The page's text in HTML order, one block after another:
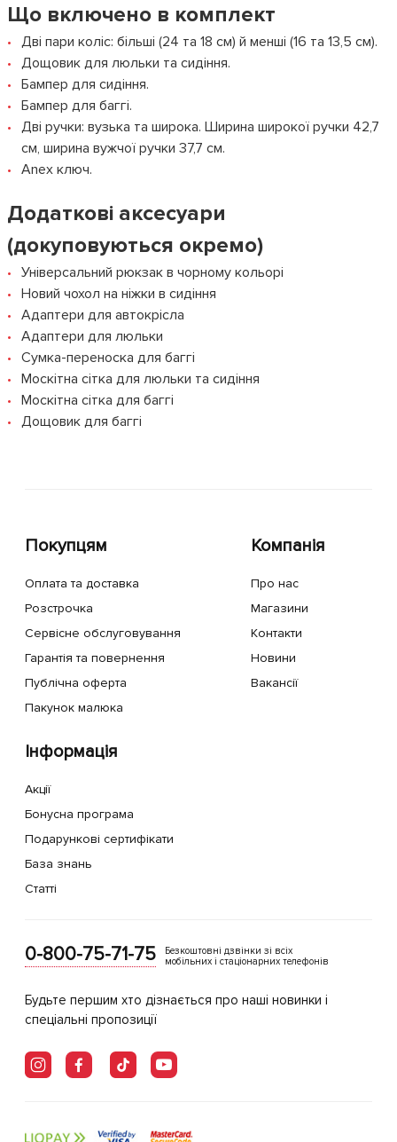
Що включено в комплект
Дві пари коліс: більші (24 та 18 см) й менші (16 та 13,5 см).
Дощовик для люльки та сидіння.
Бампер для сидіння.
Бампер для баггі.
Дві ручки: вузька та широка. Ширина широкої ручки 42,7
см, ширина вужчої ручки 37,7 см.
Anex ключ.
Додаткові аксесуари
(докуповуються окремо)
Універсальний рюкзак в чорному кольорі
Новий чохол на ніжки в сидіння
Адаптери для автокрісла
Адаптери для люльки
Сумка-переноска для баггі
Москітна сітка для люльки та сидіння
Москітна сітка для баггі
Дощовик для баггі
Покупцям
Оплата та доставка
Розстрочка
Сервісне обслуговування
Гарантія та повернення
Публічна оферта
Пакунок малюка
Компанія
Про нас
Магазини
Контакти
Новини
Вакансії
Інформація
Акції
Бонусна програма
Подарункові сертифікати
База знань
Статті
0-800-75-71-75
Безкоштовні дзвінки зі всіх
мобільних і стаціонарних телефонів
Будьте першим хто дізнається про наші новинки і
спеціальні пропозиції